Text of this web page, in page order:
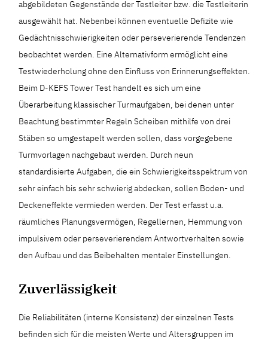
abgebildeten Gegenstände der Testleiter bzw. die Testleiterin
ausgewählt hat. Nebenbei können eventuelle Defizite wie
Gedächtnisschwierigkeiten oder perseverierende Tendenzen
beobachtet werden. Eine Alternativform ermöglicht eine
Testwiederholung ohne den Einfluss von Erinnerungseffekten.
Beim D-KEFS Tower Test handelt es sich um eine
Überarbeitung klassischer Turmaufgaben, bei denen unter
Beachtung bestimmter Regeln Scheiben mithilfe von drei
Stäben so umgestapelt werden sollen, dass vorgegebene
Turmvorlagen nachgebaut werden. Durch neun
standardisierte Aufgaben, die ein Schwierigkeitsspektrum von
sehr einfach bis sehr schwierig abdecken, sollen Boden- und
Deckeneffekte vermieden werden. Der Test erfasst u.a.
räumliches Planungsvermögen, Regellernen, Hemmung von
impulsivem oder perseverierendem Antwortverhalten sowie
den Aufbau und das Beibehalten mentaler Einstellungen.
Zuverlässigkeit
Die Reliabilitäten (interne Konsistenz) der einzelnen Tests
befinden sich für die meisten Werte und Altersgruppen im